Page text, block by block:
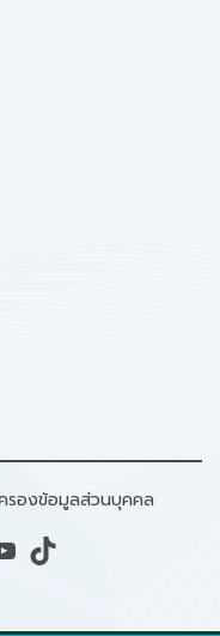
รองข้อมูลส่วนบุคคล
TikTok